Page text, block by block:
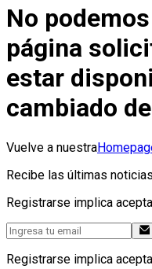
No
página
estar
cambiado
Vuelve a nuestra
Recibe las últimas
Registrarse implica
Registrarse implica